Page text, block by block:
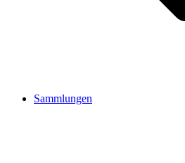
Sammlungen